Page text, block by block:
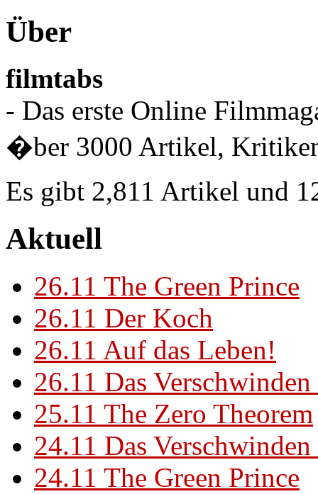
Über
filmtabs
- Das erste Online
�ber 3000 Artikel,
Es gibt 2,811 Artikel und
Aktuell
26.11 The Green Prince
26.11 Der Koch
26.11 Auf das Leben!
26.11 Das
25.11 The Zero Theorem
24.11 Das
24.11 The Green Prince